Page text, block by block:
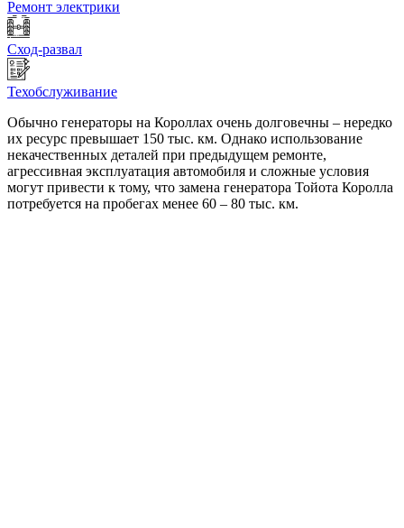
Ремонт электрики
Сход-развал
Техобслуживание
Обычно генераторы на Короллах очень долговечны – нередко
их ресурс превышает 150 тыс. км. Однако использование
некачественных деталей при предыдущем ремонте,
агрессивная эксплуатация автомобиля и сложные условия
могут привести к тому, что замена генератора Тойота Королла
потребуется на пробегах менее 60 – 80 тыс. км.